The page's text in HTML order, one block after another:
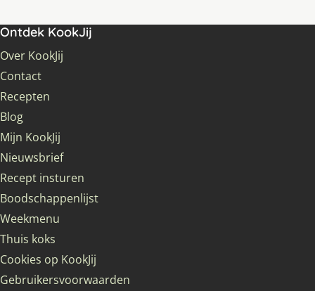
Ontdek KookJij
Over KookJij
Contact
Recepten
Blog
Mijn KookJij
Nieuwsbrief
Recept insturen
Boodschappenlijst
Weekmenu
Thuis koks
Cookies op KookJij
Gebruikersvoorwaarden